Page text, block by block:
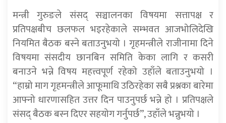
मन्त्री गुरुङले संसद् सञ्चालनका विषयमा सत्तापक्ष र
प्रतिपक्षबीच छलफल भइरहेकाले सम्भवत आजभोलिदेखि
नियमित बैठक बस्ने बताउनुभयो । गृहमन्त्रीले राजीनामा दिने
विषयमा संसदीय छानबिन समिति केका लागि र कसरी
बनाउने भन्ने विषय महत्त्वपूर्ण रहेको उहाँले बताउनुभयो ।
“हाम्रो माग गृहमन्त्रीले आफूमाथि उठिरहेका सबै प्रश्नका बारेमा
आफ्नो धारणासहित उत्तर दिन पाउनुपर्छ भन्ने हो । प्रतिपक्षले
संसद् बैठक बस्न दिएर सहयोग गर्नुपर्छ”, उहाँले भन्नुभयो ।